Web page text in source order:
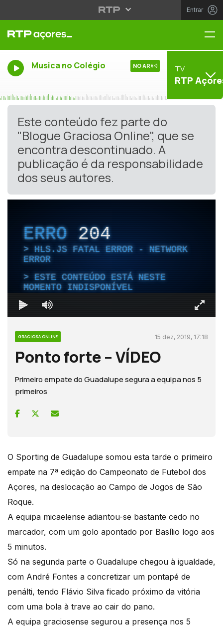
Entrar
Musica no Colégio NO AR TV
RTP
Este conteúdo fez parte do
"Blogue Graciosa Online", que se
encontra descontinuado. A
publicação é da responsabilidade
dos seus autores.
ERRO204
HLS.JS FATAL ERROR - NETWORK
ERROR
ESTE CONTEÚDO ESTÁ NESTE
MOMENTO INDISPONÍVEL
GRACIOSA ONLINE 15 dez, 2019, 17:18
Ponto forte – VÍDEO
Primeiro empate do Guadalupe segura a equipa nos 5
primeiros
O Sporting de Guadalupe somou esta tarde o primeiro
empate na 7ª edição do Campeonato de Futebol dos
Açores, na deslocação ao Campo de Jogos de São
Roque.
A equipa micaelense adiantou-se bastante cedo no
marcador, com um golo apontado por Basílio logo aos
5 minutos.
Só na segunda parte o Guadalupe chegou à igualdade,
com André Fontes a concretizar um pontapé de
penálti, tendo Flávio Silva ficado próximo da vitória
com uma bola à trave ao cair do pano.
A equipa graciosense segurou a presença nos 5